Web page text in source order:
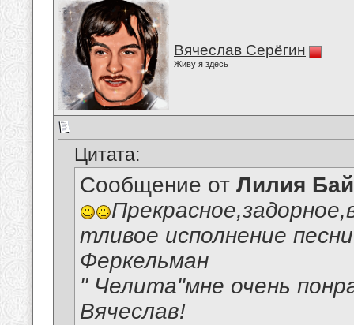
Вячеслав Серёгин
Живу я здесь
Цитата:
Сообщение от Лилия
тливое исполнение
Феркельман
" Челита"мне очень
Вячеслав!